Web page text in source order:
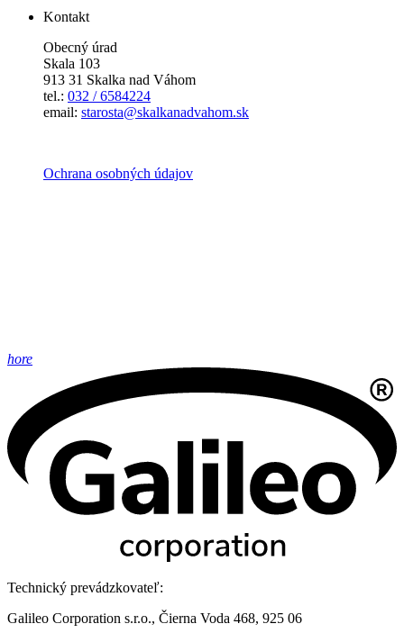
Kontakt
Obecný úrad
Skala 103
913 31 Skalka nad Váhom
tel.: 032 / 6584224
email: starosta@skalkanadvahom.sk
Ochrana osobných údajov
hore
Technický prevádzkovateľ:
Galileo Corporation s.r.o., Čierna Voda 468, 925 06